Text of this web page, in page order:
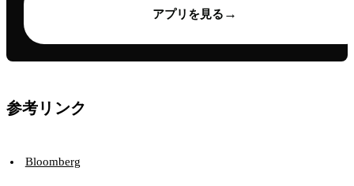
アプリを見る →
参考リンク
Bloomberg